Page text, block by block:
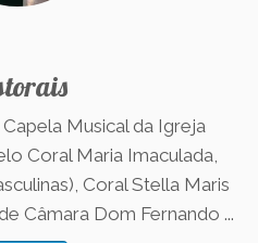
Musical da Igreja
Coral Maria Imaculada,
Coral Stella Maris
Câmara Dom Fernando ...